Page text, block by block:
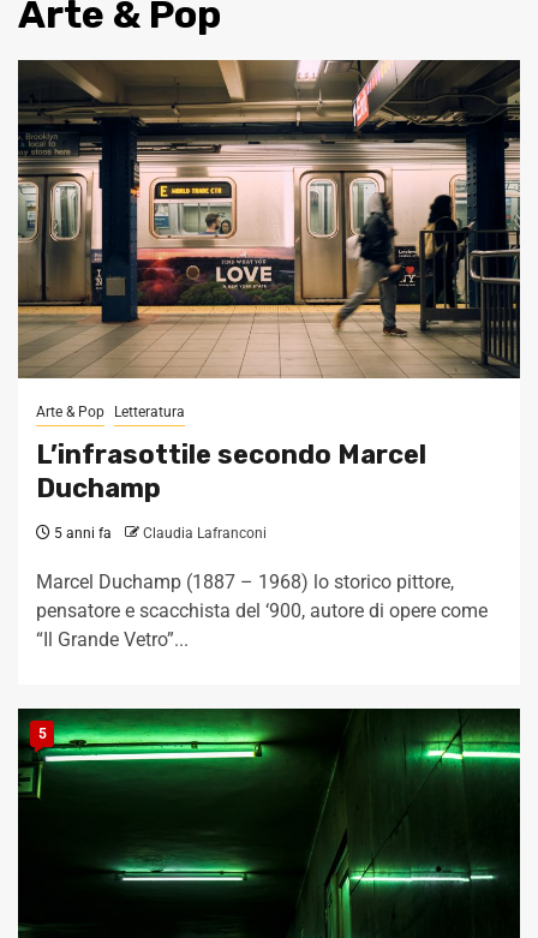
Arte & Pop
Arte & Pop Letteratura
L’infrasottile secondo Marcel
Duchamp
5 anni fa Claudia Lafranconi
Marcel Duchamp (1887 – 1968) lo storico pittore,
pensatore e scacchista del ‘900, autore di opere come
“Il Grande Vetro”...
5